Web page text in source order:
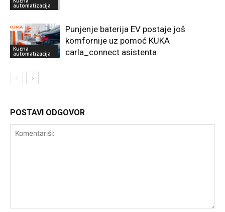
automatizacija
Kućna
automatizacija
Punjenje baterija EV postaje još
komfornije uz pomoć KUKA
carla_connect asistenta
POSTAVI ODGOVOR